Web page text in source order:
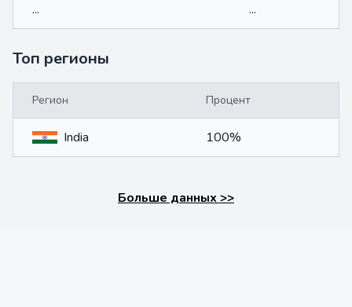
... ...
Топ регионы
Регион Процент
India 100%
Больше данных >>